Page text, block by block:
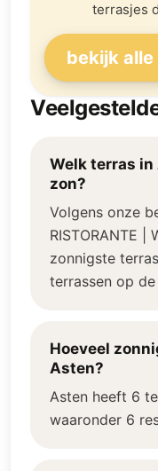
terrasjes
bekijk
Welk terras
zon?
Volgens onze
RISTORANTE |
zonnigste
terrassen op
Hoeveel
Asten?
Asten heeft 6
waaronder 6